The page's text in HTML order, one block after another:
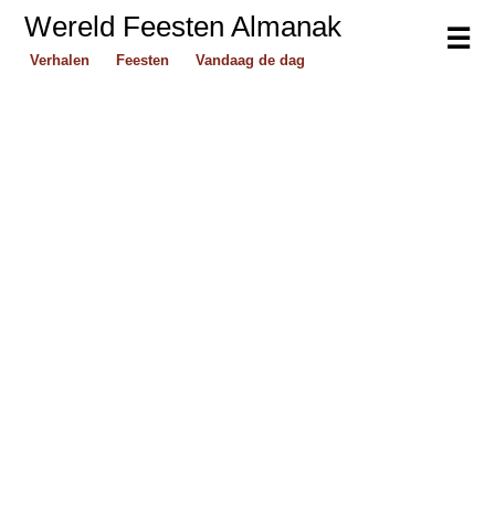
☰
Wereld Feesten Almanak
Verhalen Feesten Vandaag de dag